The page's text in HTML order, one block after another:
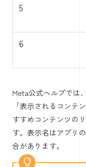
5
6
Meta公式ヘルプでは
「表示されるコンテ
すすめコンテンツの
す。表示名はアプリ
合があります。